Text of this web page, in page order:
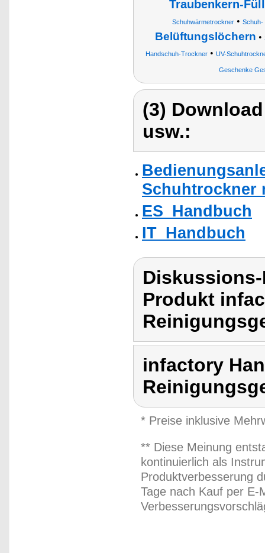
Traubenkern-
Schuhwärmetrockner • Schuh-
Belüftungslöchern •
Handschuh-Trockner• UV-
Geschenke
(3)
usw.:
Schuhtrockner
ES_Handbuch
IT_Handbuch
Produkt
infactory
* Preise inklusive
** Diese Meinung
kontinuierlich als
Produktverbesserung
Tage nach Kauf per E-